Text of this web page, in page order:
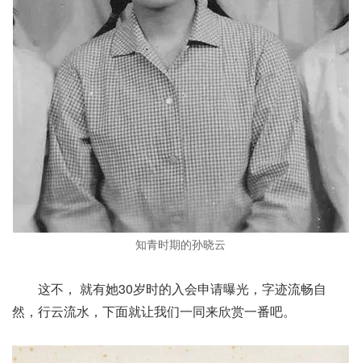
知青时期的孙晓云
这不， 就有她30岁时的入会申请曝光，字迹流畅自
然，行云流水，下面就让我们一同来欣赏一番吧。